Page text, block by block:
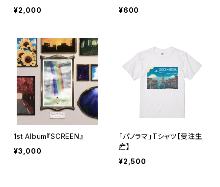
¥2,000
¥600
1st Album『SCREEN』
¥3,000
「パノラマ」Tシャツ【受注生
産】
¥2,500